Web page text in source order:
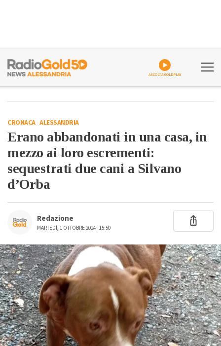
ASCOLTA GOLDPLAY
CRONACA-ALESSANDRIA
Erano abbandonati in una casa, in
mezzo ai loro escrementi:
sequestrati due cani a Silvano
d’Orba
Redazione
MARTEDÌ, 1 OTTOBRE 2024 - 15:50